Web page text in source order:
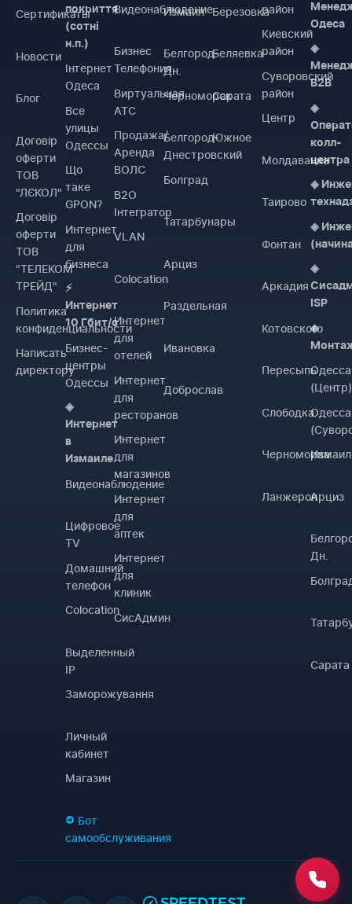
Сертификаты
Новости
Блог
Договiр
оферти
ТОВ
"ЛЄКОЛ"
Договiр
оферти
ТОВ
"ТЕЛЕКОМ
ТРЕЙД"
Политика
конфиденциальности
Написать
директору
покриття
(сотні
н.п.)
Інтернет
Одеса
Все
улицы
Одессы
Що
таке
GPON?
Интернет
для
бизнеса
⚡
Интернет
10 Гбит/с
Бизнес-
центры
Одессы
◈
Интернет
в
Измаиле
Видеонаблюдение
Цифровое
TV
Домашний
телефон
Colocation
Выделенный
IP
Заморожування
Личный
кабинет
Магазин
Бот
самообслуживания
Видеонаблюдение
Бизнес
Телефония
Виртуальная
АТС
Продажа/
Аренда
ВОЛС
B2O
Інтегратор
VLAN
Colocation
Интернет
для
отелей
Интернет
для
ресторанов
Интернет
для
магазинов
Интернет
для
аптек
Интернет
для
клиник
СисАдмин
Измаил
Белгород-
Дн.
Черноморск
Белгород-
Днестровский
Болград
Татарбунары
Арциз
Раздельная
Ивановка
Доброслав
Березовка
Беляевка
Сарата
Южное
район
Киевский
район
Суворовский
район
Центр
Молдаванка
Таирово
Фонтан
Аркадия
Котовского
Пересыпь
Слободка
Черноморка
Ланжерон
Одеса
◈
B2B
◈
колл-
центра
◈
◈
◈
ISP
◈
Одесса
(Центр)
Одесса
Измаил
Арциз
Дн.
Сарата